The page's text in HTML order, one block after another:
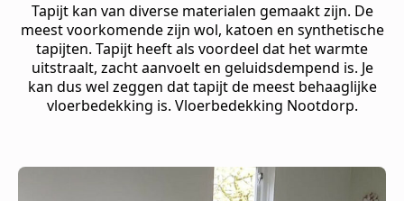
Tapijt kan van diverse materialen gemaakt zijn. De
meest voorkomende zijn wol, katoen en synthetische
tapijten. Tapijt heeft als voordeel dat het warmte
uitstraalt, zacht aanvoelt en geluidsdempend is. Je
kan dus wel zeggen dat tapijt de meest behaaglijke
vloerbedekking is. Vloerbedekking Nootdorp.